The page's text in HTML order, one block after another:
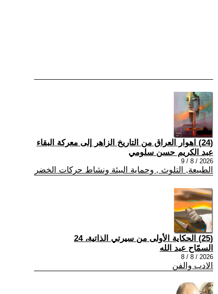
(24) اهوار العراق من التاريخ الزاهر إلى معركة البقاء
عبد الكريم حسن سلومي
2026 / 8 / 9
الطبيعة, التلوث , وحماية البيئة ونشاط حركات الخضر
(25) الحكاية الأولى من سيرتي الذاتية، 24
السمّاح عبد الله
2026 / 8 / 8
الادب والفن